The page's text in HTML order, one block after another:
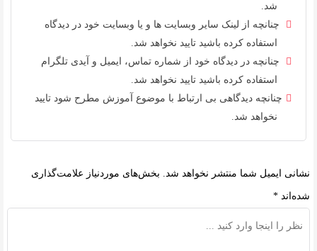
شد.
چنانچه از لینک سایر وبسایت ها و یا وبسایت خود در دیدگاه
استفاده کرده باشید تایید نخواهد شد.
چنانچه در دیدگاه خود از شماره تماس، ایمیل و آیدی تلگرام
استفاده کرده باشید تایید نخواهد شد.
چنانچه دیدگاهی بی ارتباط با موضوع آموزش مطرح شود تایید
نخواهد شد.
نشانی ایمیل شما منتشر نخواهد شد. بخش‌های موردنیاز علامت‌گذاری
شده‌اند *